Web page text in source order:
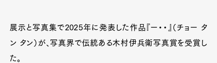
展示と写真集で2025年に発表した作品『ー・・』（チョー タ
ン タン）が、写真界で伝統ある木村伊兵衛写真賞を受賞し
た。